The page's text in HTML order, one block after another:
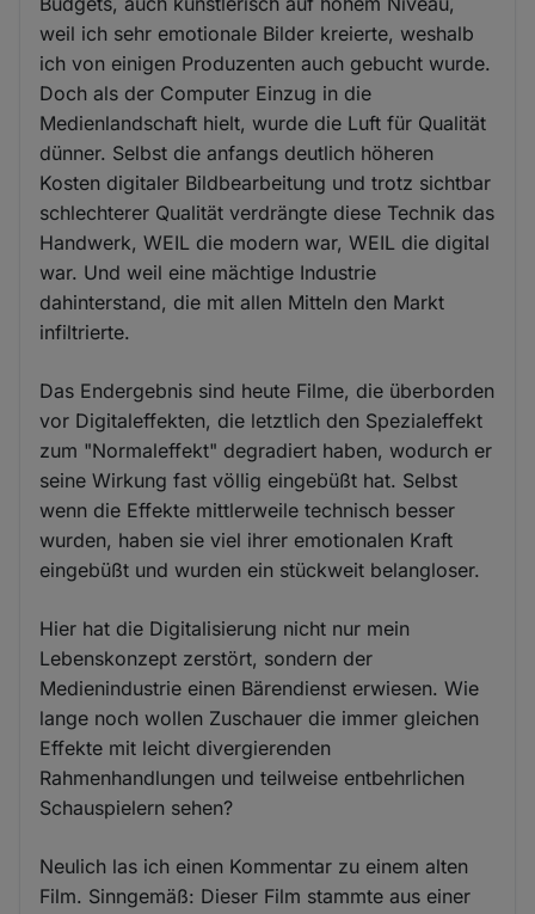
weil ich sehr emotionale Bilder kreierte, weshalb
ich von einigen Produzenten auch gebucht wurde.
Doch als der Computer Einzug in die
Medienlandschaft hielt, wurde die Luft für Qualität
dünner. Selbst die anfangs deutlich höheren
Kosten digitaler Bildbearbeitung und trotz sichtbar
schlechterer Qualität verdrängte diese Technik das
Handwerk, WEIL die modern war, WEIL die digital
war. Und weil eine mächtige Industrie
dahinterstand, die mit allen Mitteln den Markt
infiltrierte.
Das Endergebnis sind heute Filme, die überborden
vor Digitaleffekten, die letztlich den Spezialeffekt
zum "Normaleffekt" degradiert haben, wodurch er
seine Wirkung fast völlig eingebüßt hat. Selbst
wenn die Effekte mittlerweile technisch besser
wurden, haben sie viel ihrer emotionalen Kraft
eingebüßt und wurden ein stückweit belangloser.
Hier hat die Digitalisierung nicht nur mein
Lebenskonzept zerstört, sondern der
Medienindustrie einen Bärendienst erwiesen. Wie
lange noch wollen Zuschauer die immer gleichen
Effekte mit leicht divergierenden
Rahmenhandlungen und teilweise entbehrlichen
Schauspielern sehen?
Neulich las ich einen Kommentar zu einem alten
Film. Sinngemäß: Dieser Film stammte aus einer